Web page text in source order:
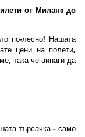
от Миланo до
по-лесно! Нашата
цени на полети,
така че винаги да
търсачка – само